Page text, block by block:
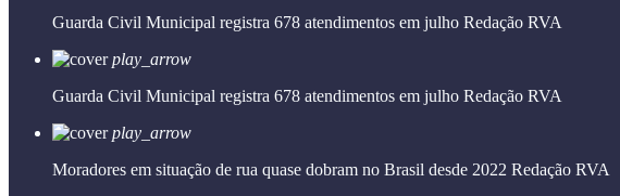
Guarda Civil Municipal registra 678 atendimentos em julho Redação RVA
play_arrow
Guarda Civil Municipal registra 678 atendimentos em julho Redação RVA
play_arrow
Moradores em situação de rua quase dobram no Brasil desde 2022 Redação RVA